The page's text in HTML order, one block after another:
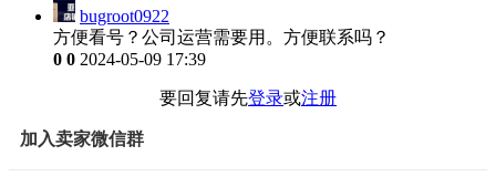
bugroot0922
方便看号？公司运营需要用。方便联系吗？
0 0 2024-05-09 17:39
要回复请先登录或注册
加入卖家微信群